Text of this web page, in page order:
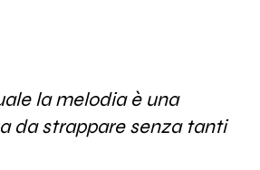
la melodia è una
da strappare senza tanti